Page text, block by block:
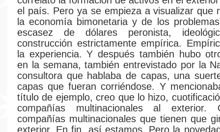
el país. Pero ya se empieza a visualizar que
la economía bimonetaria y de los
escasez de dólares peronista,
construcción estrictamente empírica.
la experiencia. Y después también hubo
en la semana, también entrevistado por la
consultora que hablaba de capas, una
capas que fueran corriéndose. Y
título de ejemplo, creo que lo hizo,
compañías multinacionales al
compañías multinacionales que tienen que
exterior. En fin, así estamos. Pero la